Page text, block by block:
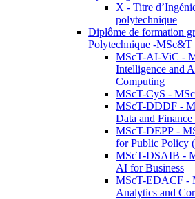
X - Titre
polytechnique
Diplôme de formation
Polytechnique -MSc&T
MScT-AI-ViC -
Intelligence and
Computing
MScT-CyS -
MScT-DDDF -
Data and
MScT-DEPP -
for Public Policy
MScT-DSAIB -
AI for Business
MScT-EDACF -
Analytics and